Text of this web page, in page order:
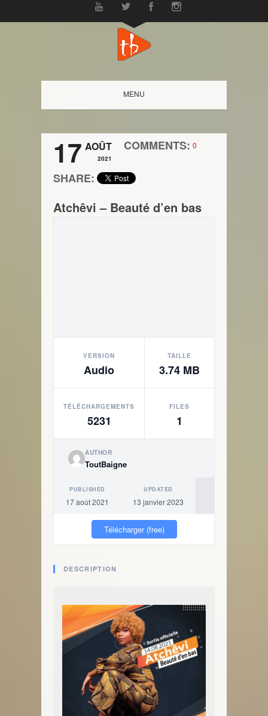
MENU
17 AOÛT
2021
COMMENTS: 0
SHARE:
Atchêvi – Beauté d’en bas
VERSION
Audio
TAILLE
3.74 MB
TÉLÉCHARGEMENTS
5231
FILES
1
AUTHOR
ToutBaigne
PUBLISHED
17 août 2021
UPDATED
13 janvier 2023
Télécharger (free)
DESCRIPTION